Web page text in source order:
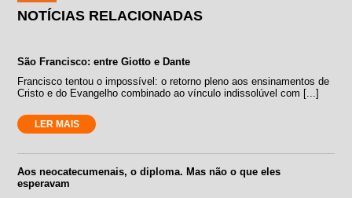
NOTÍCIAS RELACIONADAS
São Francisco: entre Giotto e Dante
Francisco tentou o impossível: o retorno pleno aos ensinamentos de
Cristo e do Evangelho combinado ao vínculo indissolúvel com [...]
LER MAIS
Aos neocatecumenais, o diploma. Mas não o que eles
esperavam